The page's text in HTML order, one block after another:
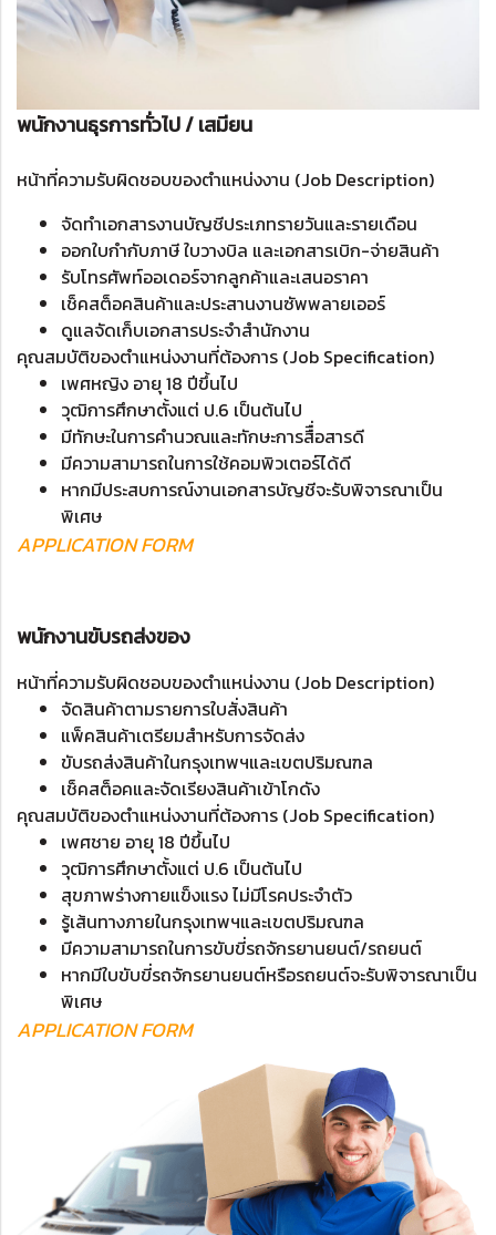
พนักงานธุรการทั่วไป / เสมียน
หน้าที่ความรับผิดชอบของตำแหน่งงาน (Job Description)
จัดทำเอกสารงานบัญชีประเภทรายวันและรายเดือน
ออกใบกำกับภาษี ใบวางบิล และเอกสารเบิก-จ่ายสินค้า
รับโทรศัพท์ออเดอร์จากลูกค้าและเสนอราคา
เช็คสต็อคสินค้าและประสานงานซัพพลายเออร์
ดูแลจัดเก็บเอกสารประจำสำนักงาน
คุณสมบัติของตำแหน่งงานที่ต้องการ (Job Specification)
เพศหญิง อายุ 18 ปีขึ้นไป
วุฒิการศึกษาตั้งแต่ ป.6 เป็นต้นไป
มีทักษะในการคำนวณและทักษะการสืื่อสารดี
มีความสามารถในการใช้คอมพิวเตอร์ได้ดี
หากมีประสบการณ์งานเอกสารบัญชีจะรับพิจารณาเป็น
พิเศษ
APPLICATION FORM
พนักงานขับรถส่งของ
หน้าที่ความรับผิดชอบของตำแหน่งงาน (Job Description)
จัดสินค้าตามรายการใบสั่งสินค้า
แพ็คสินค้าเตรียมสำหรับการจัดส่ง
ขับรถส่งสินค้าในกรุงเทพฯและเขตปริมณฑล
เช็คสต็อคและจัดเรียงสินค้าเข้าโกดัง
คุณสมบัติของตำแหน่งงานที่ต้องการ (Job Specification)
เพศชาย อายุ 18 ปีขึ้นไป
วุฒิการศึกษาตั้งแต่ ป.6 เป็นต้นไป
สุขภาพร่างกายแข็งแรง ไม่มีโรคประจำตัว
รู้เส้นทางภายในกรุงเทพฯและเขตปริมณฑล
มีความสามารถในการขับขี่รถจักรยานยนต์/รถยนต์
หากมีใบขับขี่รถจักรยานยนต์หรือรถยนต์จะรับพิจารณาเป็น
พิเศษ
APPLICATION FORM